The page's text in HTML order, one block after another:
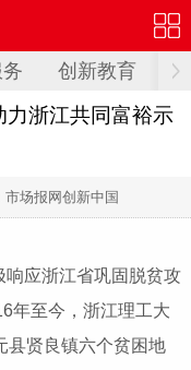
创新教育
力浙江共同富裕示
场报网创新中国
应浙江省巩固脱贫攻
年至今，浙江理工大
县贤良镇六个贫困地